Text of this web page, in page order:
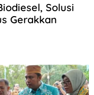
Solusi
Gerakkan